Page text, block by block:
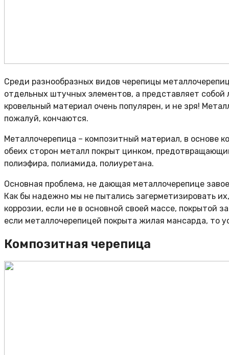
Среди разнообразных видов черепицы
отдельных штучных элементов, а представляет
кровельный материал очень популярен, и не зря!
пожалуй, кончаются.
Металлочерепица – композитный материал, в основе
обеих сторон металл покрыт цинком,
полиэфира, полиамида, полиуретана.
Основная проблема, не дающая металлочерепице
Как бы надежно мы не пытались загерметизировать
коррозии, если не в основной своей массе, покрытой
если металлочерепицей покрыта жилая мансарда, то
Композитная черепица